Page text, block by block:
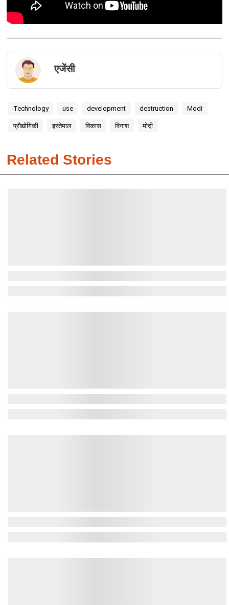
एजेंसी
Technology use development destruction Modi
प्रौद्योगिकी इस्तेमाल विकास विनाश मोदी
Related Stories